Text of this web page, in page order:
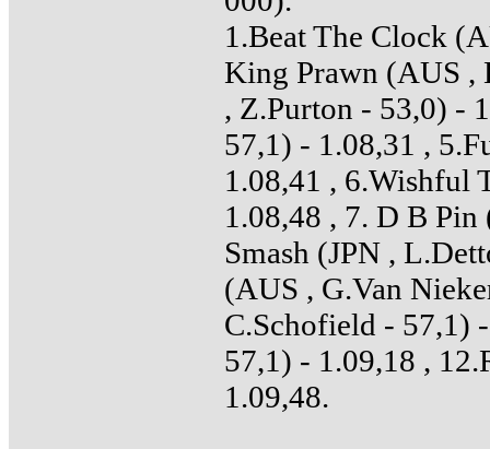
1.Beat The Clock
King Prawn (AUS ,
, Z.Purton - 53,0) -
57,1) - 1.08,31 ,
1.08,41 , 6.Wishful
1.08,48 , 7. D B
Smash (JPN ,
(AUS , G.Van
C.Schofield - 57,1)
57,1) - 1.09,18 ,
1.09,48.